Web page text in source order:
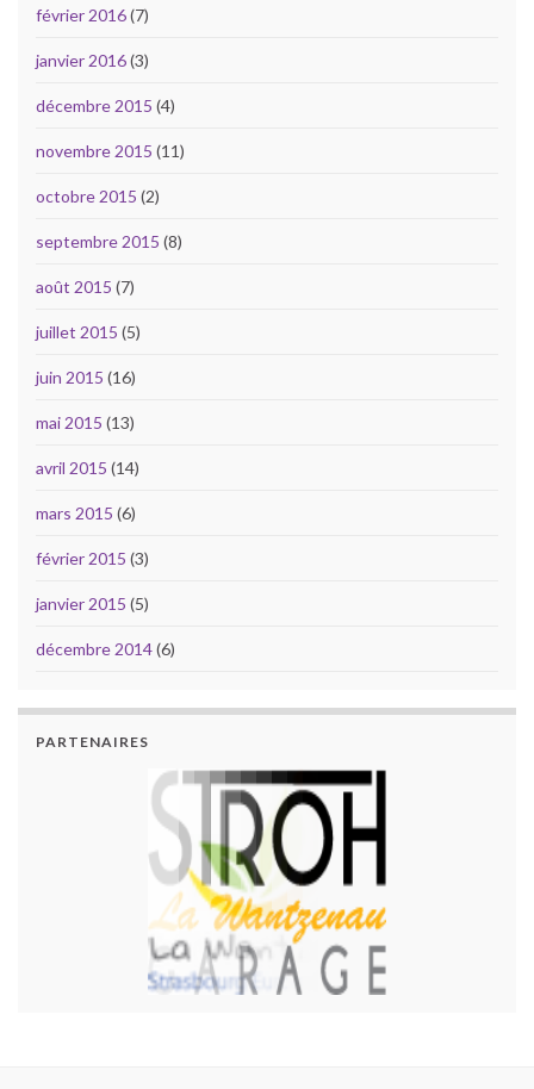
février 2016(7)
janvier 2016(3)
décembre 2015 (4)
novembre 2015 (11)
octobre 2015 (2)
septembre 2015 (8)
août 2015 (7)
juillet 2015 (5)
juin 2015 (16)
mai 2015 (13)
avril 2015 (14)
mars 2015 (6)
février 2015 (3)
janvier 2015 (5)
décembre 2014(6)
PARTENAIRES